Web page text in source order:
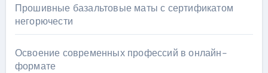
Прошивные базальтовые маты с сертификатом
негорючести
Освоение современных профессий в онлайн-
формате